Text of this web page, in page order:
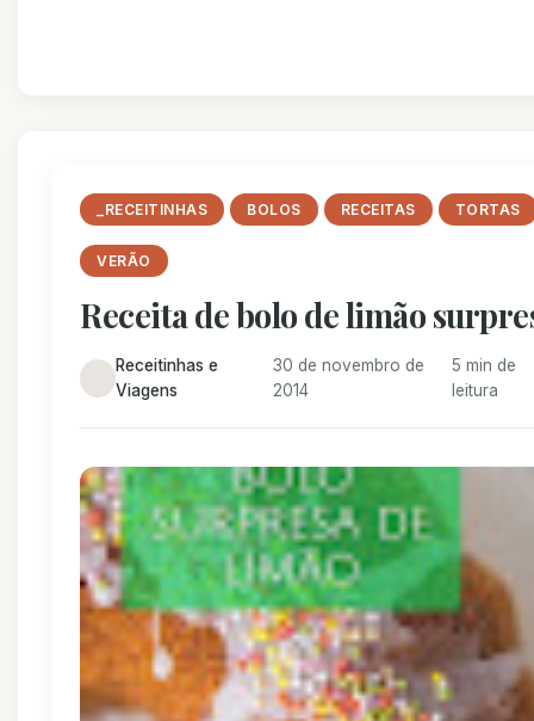
_RECEITINHAS BOLOS RECEITAS TORTAS
VERÃO
Receita de bolo de limão
Receitinhas e
Viagens
30 de novembro de
2014
5 min de
leitura